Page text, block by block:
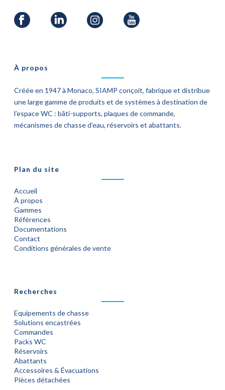
À propos
Créée en 1947 à Monaco, SIAMP conçoit, fabrique et distribue
une large gamme de produits et de systèmes à destination de
l’espace WC : bâti-supports, plaques de commande,
mécanismes de chasse d’eau, réservoirs et abattants.
Plan du site
Accueil
À propos
Gammes
Références
Documentations
Contact
Conditions générales de vente
Recherches
Equipements de chasse
Solutions encastrées
Commandes
Packs WC
Réservoirs
Abattants
Accessoires & Évacuations
Pièces détachées